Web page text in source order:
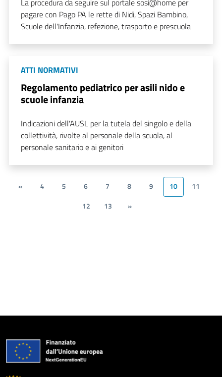
pagare con Pago PA le rette di Nidi, Spazi Bambino,
Scuole dell'Infanzia, refezione, trasporto e prescuola
ATTI NORMATIVI
Regolamento pediatrico per asili nido e
scuole infanzia
Indicazioni dell'AUSL per la tutela del singolo e della
collettività, rivolte al personale della scuola, al
personale sanitario e ai genitori
« 4 5 6 7 8 9 10
11
12
13 »